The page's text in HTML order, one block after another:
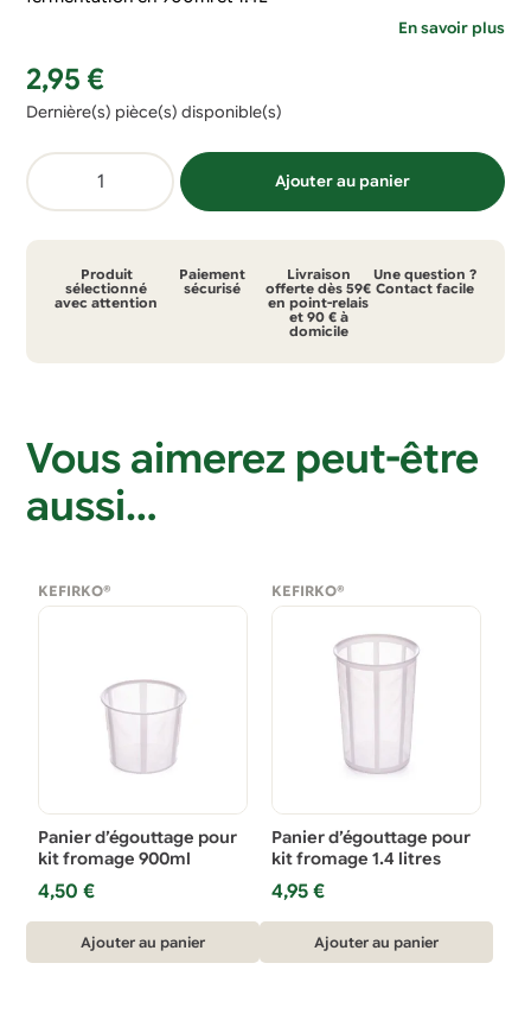
En savoir plus
2,95 €
Dernière(s) pièce(s) disponible(s)
quantité
de
pression
lacto-
fermentation
Ajouter au panier
Produit
sélectionné
avec attention
Paiement
sécurisé
Livraison
offerte dès 59€
en point-relais
et 90 € à
domicile
Une question ?
Contact facile
Vous aimerez peut-être
aussi…
KEFIRKO®
Panier d’égouttage pour
kit fromage 900ml
4,50€
Ajouter au panier
KEFIRKO®
Panier d’égouttage pour
kit fromage 1.4 litres
4,95 €
Ajouter au panier